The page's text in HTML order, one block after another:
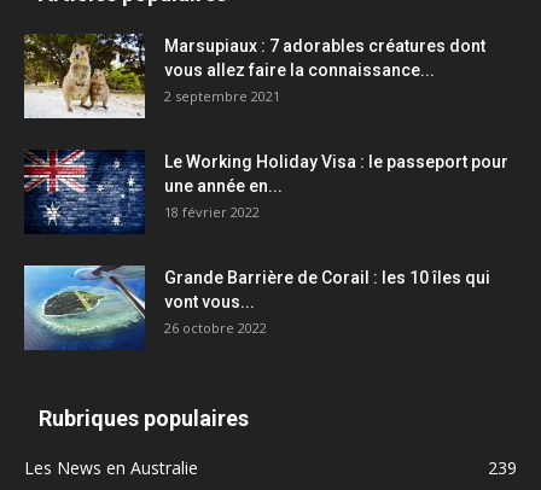
Marsupiaux : 7 adorables créatures dont
vous allez faire la connaissance...
2 septembre 2021
Le Working Holiday Visa : le passeport pour
une année en...
18 février 2022
Grande Barrière de Corail : les 10 îles qui
vont vous...
26 octobre 2022
Rubriques populaires
Les News en Australie
239